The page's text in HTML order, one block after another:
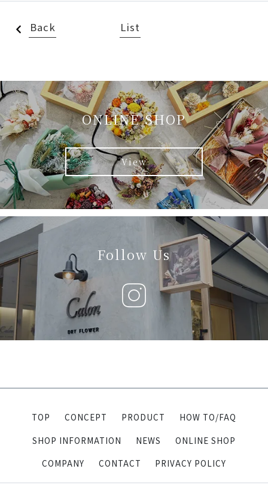
Back List
ONLINE SHOP
View
Follow Us
TOP CONCEPT PRODUCT
HOW TO/FAQ
SHOP INFORMATION
NEWS
ONLINE SHOP
COMPANY
CONTACT PRIVACY POLICY